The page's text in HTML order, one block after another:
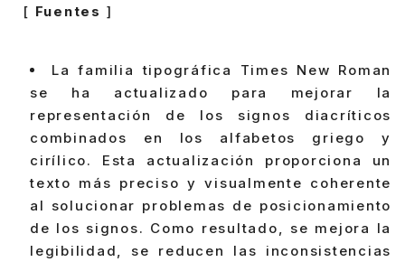
[ Fuentes ]
La familia tipográfica Times New Roman
se ha actualizado para mejorar la
representación de los signos diacríticos
combinados en los alfabetos griego y
cirílico. Esta actualización proporciona un
texto más preciso y visualmente coherente
al solucionar problemas de posicionamiento
de los signos. Como resultado, se mejora la
legibilidad, se reducen las inconsistencias